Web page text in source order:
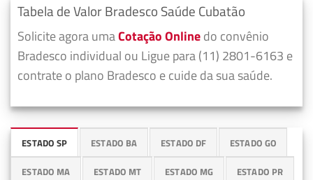
Tabela de Valor Bradesco Saúde Cubatão
Solicite agora umaCotação Onlinedo convênio
Bradesco individual ou Ligue para (11) 2801-6163 e
contrate o plano Bradesco e cuide da sua saúde.
ESTADO SP ESTADO BA ESTADO DF ESTADO GO
ESTADO MA ESTADO MT ESTADO MG ESTADO PR